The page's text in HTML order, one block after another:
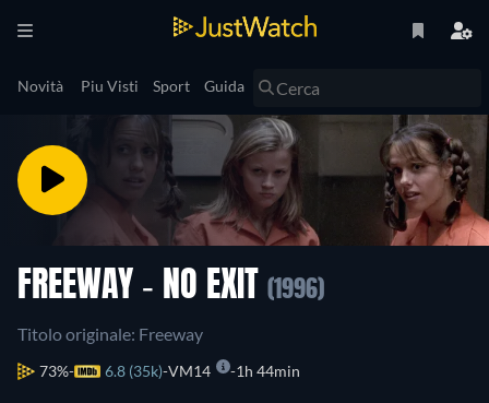
Novità Piu Visti Sport Guida
FREEWAY - NO EXIT (1996)
Titolo originale: Freeway
73% 6.8 (35k) VM14 1h 44min